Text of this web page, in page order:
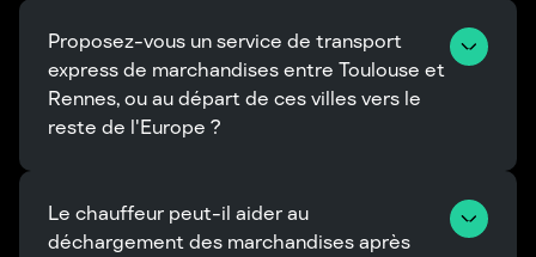
Proposez-vous un service de transport
express de marchandises entre Toulouse et
Rennes, ou au départ de ces villes vers le
reste de l'Europe ?
Le chauffeur peut-il aider au
déchargement des marchandises après